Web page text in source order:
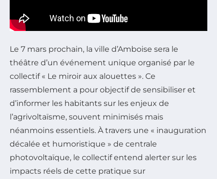
Le 7 mars prochain, la ville d’Amboise sera le
théâtre d’un événement unique organisé par le
collectif « Le miroir aux alouettes ». Ce
rassemblement a pour objectif de sensibiliser et
d’informer les habitants sur les enjeux de
l’agrivoltaïsme, souvent minimisés mais
néanmoins essentiels. À travers une « inauguration
décalée et humoristique » de centrale
photovoltaïque, le collectif entend alerter sur les
impacts réels de cette pratique sur